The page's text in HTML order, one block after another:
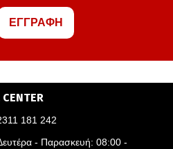
ΕΓΓΡΑΦΗ
CENTER
181 242
- Παρασκευή: 08:00 -